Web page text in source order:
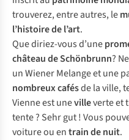
trouverez, entre autres, le
l’histoire de l’art.
Que diriez-vous d’une
château deSchönbrunn?
unWiener Melangeet une
nombreux cafésde la ville,
Vienne est unevilleverte et
tente ? Sehr gut! Vous
voiture ou entrain de nuit.